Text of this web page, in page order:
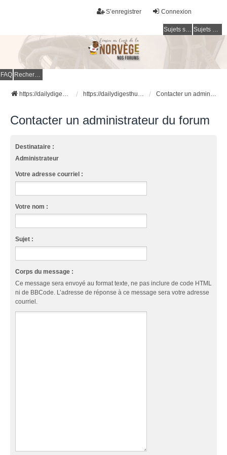
Connexion
S’enregistrer
Sujets sans réponse Sujets actifs
FAQ Rechercher
https://dailydigesthub.com https://dailydigesthub.com Contacter un administrateur du forum
Contacter un administrateur du forum
Destinataire :
Administrateur
Votre adresse courriel :
Votre nom :
Sujet :
Corps du message :
Ce message sera envoyé au format texte, ne pas inclure de code HTML
ni de BBCode. L’adresse de réponse à ce message sera votre adresse
courriel.